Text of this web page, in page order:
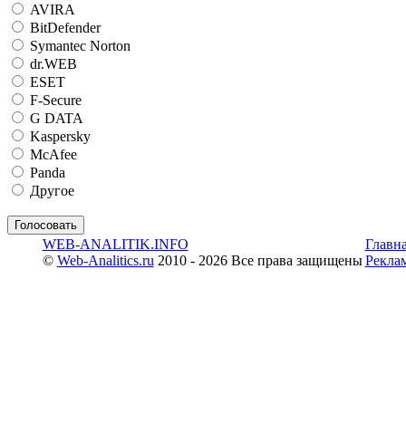
AVIRA
BitDefender
Symantec Norton
dr.WEB
ESET
F-Secure
G DATA
Kaspersky
McAfee
Panda
Другое
WEB-ANALITIK.INFO
© Web-Analitics.ru 2010 - 2026 Все права защищены